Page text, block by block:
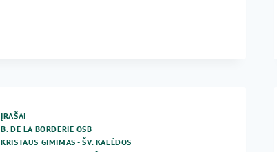
ĮRAŠAI
B. DE LA BORDERIE OSB
KRISTAUS GIMIMAS - ŠV. KALĖDOS